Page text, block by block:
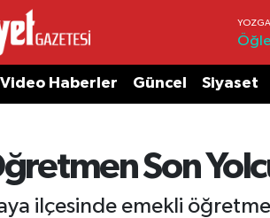
Öğle
Video Haberler Güncel Siyaset
Son
ilçesinde emekli